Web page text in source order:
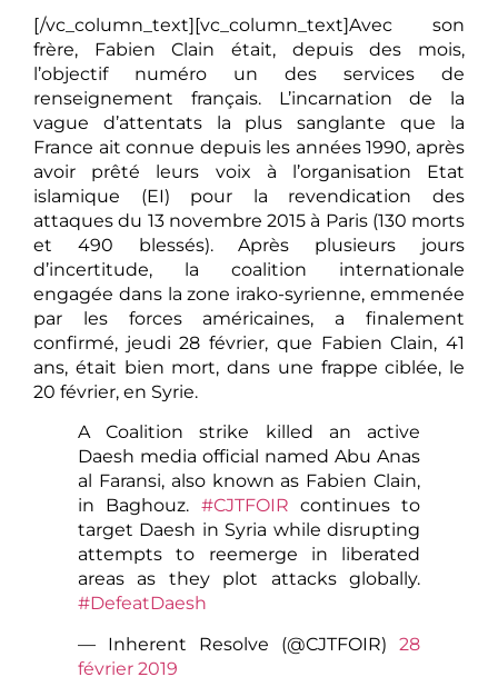
[/vc_column_text][vc_column_text]Avec son
frère, Fabien Clain était, depuis des mois,
l’objectif numéro un des services de
renseignement français. L’incarnation de la
vague d’attentats la plus sanglante que la
France ait connue depuis les années 1990, après
avoir prêté leurs voix à l’organisation Etat
islamique (EI) pour la revendication des
attaques du 13 novembre 2015 à Paris (130 morts
et 490 blessés). Après plusieurs jours
d’incertitude, la coalition internationale
engagée dans la zone irako-syrienne, emmenée
par les forces américaines, a finalement
confirmé, jeudi 28 février, que Fabien Clain, 41
ans, était bien mort, dans une frappe ciblée, le
20 février, en Syrie.
A Coalition strike killed an active
Daesh media official named Abu Anas
al Faransi, also known as Fabien Clain,
in Baghouz. #CJTFOIR continues to
target Daesh in Syria while disrupting
attempts to reemerge in liberated
areas as they plot attacks globally.
#DefeatDaesh
— Inherent Resolve (@CJTFOIR) 28
février 2019